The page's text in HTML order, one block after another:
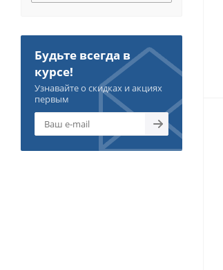
Будьте всегда в
курсе!
Узнавайте о скидках и акциях
первым